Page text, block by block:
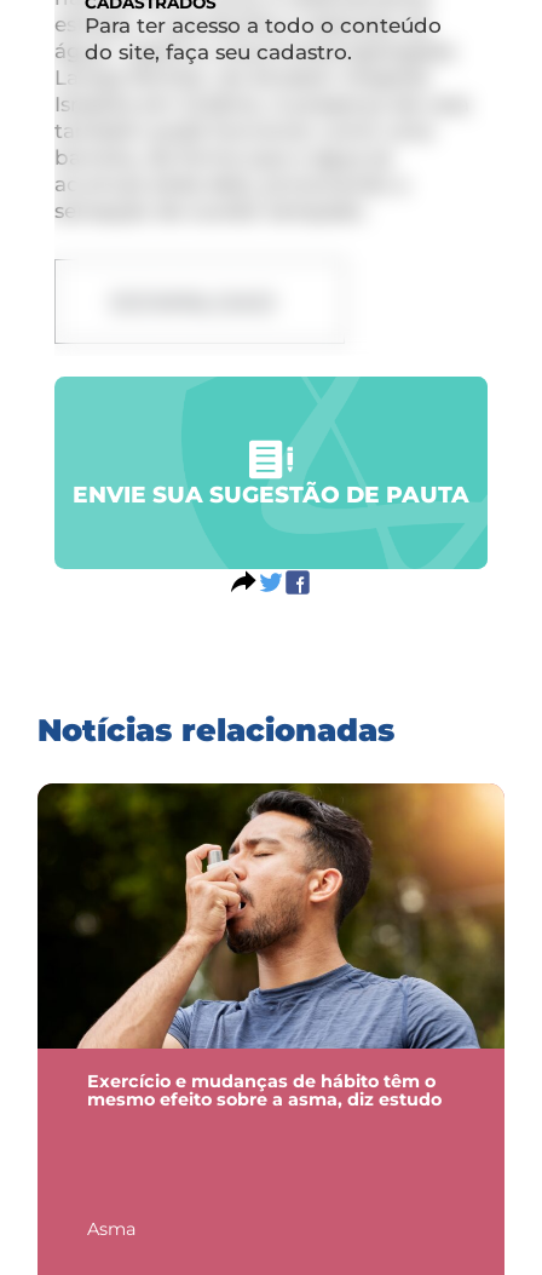
estreito, o que facilita a retenção de
água”, explica a otorrinolaringologista
Larissa Richter, do Einstein Hospital
Israelita em Goiânia. A presença de cera
também pode funcionar como uma
barreira, de forma que a água se
acumula atrás dela, provocando a
sensação de ouvido tampado.
Para ter acesso a todo o conteúdo
do site, faça seu cadastro.
ENVIE SUA SUGESTÃO DE PAUTA
Notícias relacionadas
Exercício e mudanças de hábito têm o
mesmo efeito sobre a asma, diz estudo
Asma